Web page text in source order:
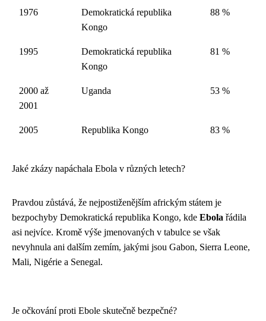
1976
Demokratická republika
Kongo
88 %
1995
Demokratická republika
Kongo
81 %
2000 až
2001
Uganda 53 %
2005 Republika Kongo 83 %
Jaké zkázy napáchala Ebola v různých letech?
Pravdou zůstává, že nejpostiženějším africkým státem je
bezpochyby Demokratická republika Kongo, kde Ebola řádila
asi nejvíce. Kromě výše jmenovaných v tabulce se však
nevyhnula ani dalším zemím, jakými jsou Gabon, Sierra Leone,
Mali, Nigérie a Senegal.
Je očkování proti Ebole skutečně bezpečné?